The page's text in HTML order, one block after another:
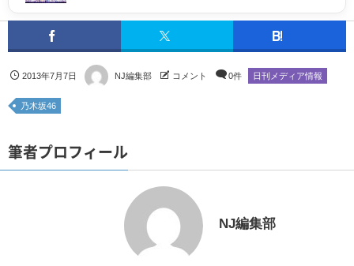
2013年7月7日 NJ編集部 コメント 0件 日刊メディア情報
乃木坂46
筆者プロフィール
NJ編集部